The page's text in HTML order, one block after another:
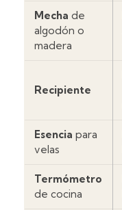
Mecha de
algodón o
madera
Recipiente
Esencia para
velas
Termómetro
de cocina